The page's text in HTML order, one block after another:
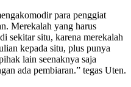
para penggiat
Merekalah yang harus
sekitar situ, karena merekalah
kepada situ, plus punya
lain seenaknya saja
ada pembiaran.” tegas Uten.